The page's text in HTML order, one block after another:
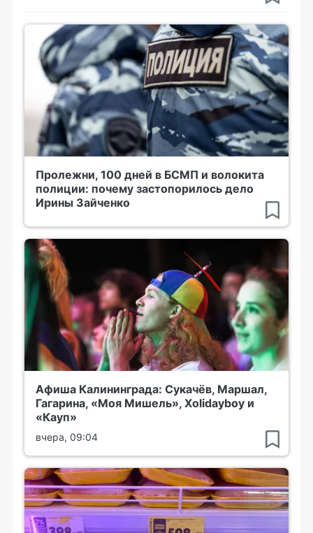
Пролежни, 100 дней в БСМП и волокита
полиции: почему застопорилось дело
Ирины Зайченко
Афиша Калининграда: Сукачёв, Маршал,
Гагарина, «Моя Мишель», Xolidayboy и
«Кауп»
вчера, 09:04